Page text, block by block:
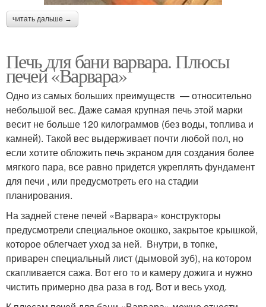
читать дальше →
Печь для бани варвара. Плюсы
печей «Варвара»
Одно из самых больших преимуществ — относительно
небольшой вес. Даже самая крупная печь этой марки
весит не больше 120 килограммов (без воды, топлива и
камней). Такой вес выдерживает почти любой пол, но
если хотите обложить печь экраном для создания более
мягкого пара, все равно придется укреплять фундамент
для печи , или предусмотреть его на стадии
планирования.
На задней стене печей «Варвара» конструкторы
предусмотрели специальное окошко, закрытое крышкой,
которое облегчает уход за ней. Внутри, в топке,
приварен специальный лист (дымовой зуб), на котором
скапливается сажа. Вот его то и камеру дожига и нужно
чистить примерно два раза в год. Вот и весь уход.